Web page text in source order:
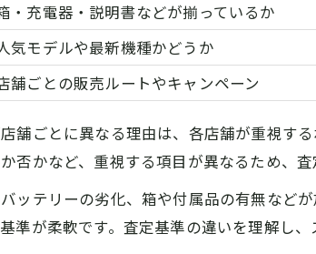
店頭買取な
スマホ買取査定
橿原市のス
買取強化キ
スマホ買取
査定額が変
・充電器・説明書などが揃っているか
気モデルや最新機種かどうか
舗ごとの販売ルートやキャンペーン
舗ごとに異なる理由は、各店舗が重視す
否かなど、重視する項目が異なるため、査
ッテリーの劣化、箱や付属品の有無など
準が柔軟です。査定基準の違いを理解し